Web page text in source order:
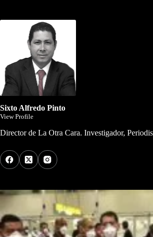
Sixto Alfredo Pinto
View Profile
Director de La Otra Cara. Investigador,